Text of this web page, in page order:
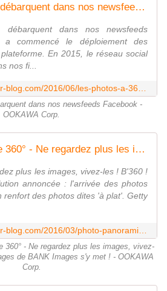
Les photos à 360° débarquent dans nos newsfeeds Facebook - OOKAWA Corp.
dans nos newsfeeds
a commencé le déploiement des
En 2015, le réseau social
nos fi...
dans nos newsfeeds Facebook -
OOKAWA Corp.
Photo panoramique 360° - Ne regardez plus les images, vivez-les ! Le site web GettyImages de BANK Images s'y met ! - OOKAWA Corp.
plus les images, vivez-les ! B'360 !
annoncée : l'arrivée des photos
renfort des photos dites 'à plat'. Getty
360° - Ne regardez plus les images, vivez-
de BANK Images s'y met ! - OOKAWA
Corp.